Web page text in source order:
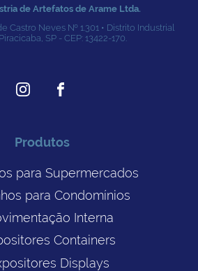
de Artefatos de Arame Ltda.
Castro Neves № 1.301 • Distrito Industrial
SP - CEP: 13422-170.
Produtos
para Supermercados
para Condomínios
Interna
Containers
Displays